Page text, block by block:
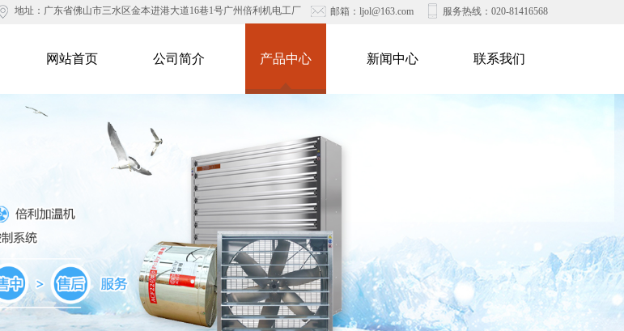
服务热线：020-81416568
邮箱：ljol@163.com
地址： 广东省佛山市三水区金本进港大道16巷1号广州倍利机电工厂
网站首页 公司简介 产品中心 新闻中心 联系我们